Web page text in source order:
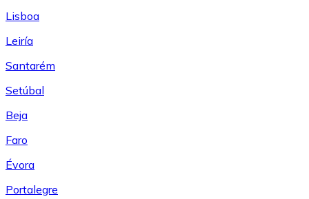
Lisboa
Leiría
Santarém
Setúbal
Beja
Faro
Évora
Portalegre